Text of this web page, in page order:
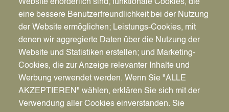
Website erforderlich sind; funktionale Cookies, die
eine bessere Benutzerfreundlichkeit bei der Nutzung
der Website ermöglichen; Leistungs-Cookies, mit
denen wir aggregierte Daten über die Nutzung der
Website und Statistiken erstellen; und Marketing-
Cookies, die zur Anzeige relevanter Inhalte und
Werbung verwendet werden. Wenn Sie "ALLE
AKZEPTIEREN" wählen, erklären Sie sich mit der
Verwendung aller Cookies einverstanden. Sie